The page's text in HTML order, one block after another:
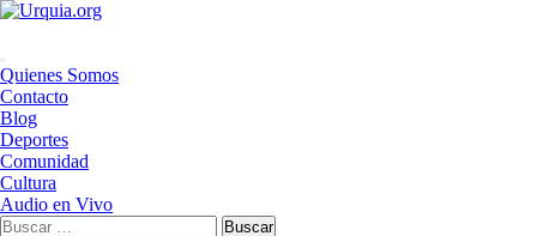
Saltar
Menú
principal
Quienes Somos
Contacto
Blog
Deportes
Comunidad
Cultura
Audio en Vivo
Buscar: